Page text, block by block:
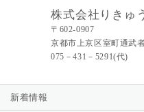
株式会社りきゅ
〒602-0907
京都市上京区室町通武
075－431－5291(代)
新着情報